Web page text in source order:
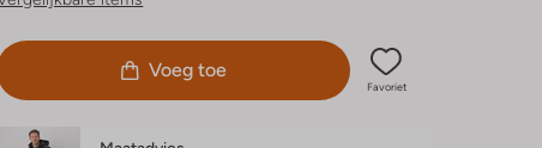
Voeg toe
Favoriet